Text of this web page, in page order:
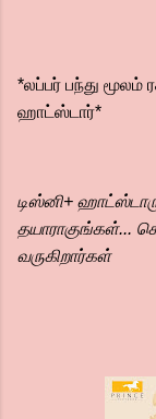
*லப்பர் பந்து மூலம்
ஹாட்ஸ்டார்*
டிஸ்னி+
தயாராகுங்கள்...
வருகிறார்கள்